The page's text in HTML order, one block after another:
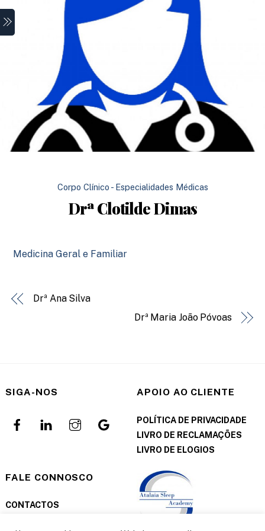
Skip
to
content
Corpo Clínico - Especialidades Médicas
Drª Clotilde Dimas
Medicina Geral e Familiar
Drª Ana Silva
Drª Maria João Póvoas
SIGA-NOS APOIO AO CLIENTE
POLÍTICA DE PRIVACIDADE
LIVRO DE RECLAMAÇÕES
LIVRO DE ELOGIOS
FALE CONNOSCO
CONTACTOS